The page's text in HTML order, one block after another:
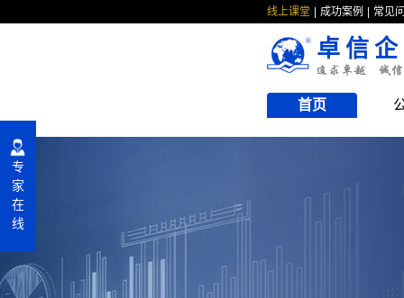
线上课堂 成功案例 常见
卓信
首页
专
家
在
线